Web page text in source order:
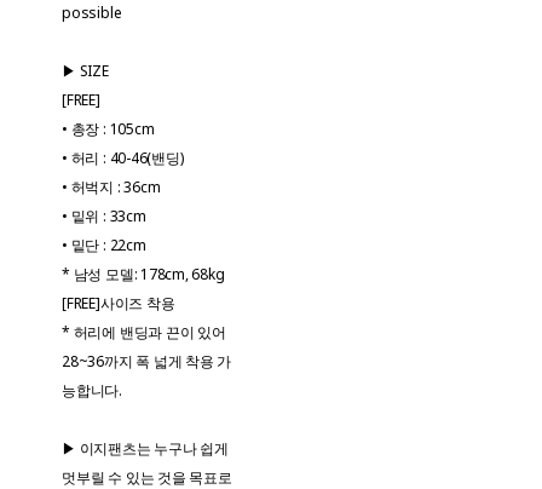
possible
▶ SIZE
[FREE]
• 총장 : 105cm
• 허리 : 40-46(밴딩)
• 허벅지 : 36cm
• 밑위 : 33cm
• 밑단 : 22cm
* 남성 모델: 178cm, 68kg
[FREE]사이즈 착용
* 허리에 밴딩과 끈이 있어
28~36까지 폭 넓게 착용 가
능합니다.
▶ 이지팬츠는 누구나 쉽게
멋부릴 수 있는 것을 목표로